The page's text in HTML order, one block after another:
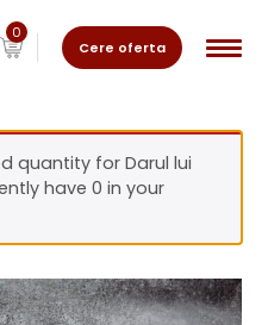
Cere oferta
0
quantity for Darul lui
have 0 in your